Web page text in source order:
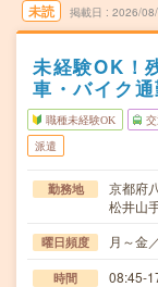
未読 掲載日 2026/
未経験OK！
車・バイク
職種未経験OK
派遣
勤務地
京都府
松井山
曜日頻度 月～金
時間 08:45-